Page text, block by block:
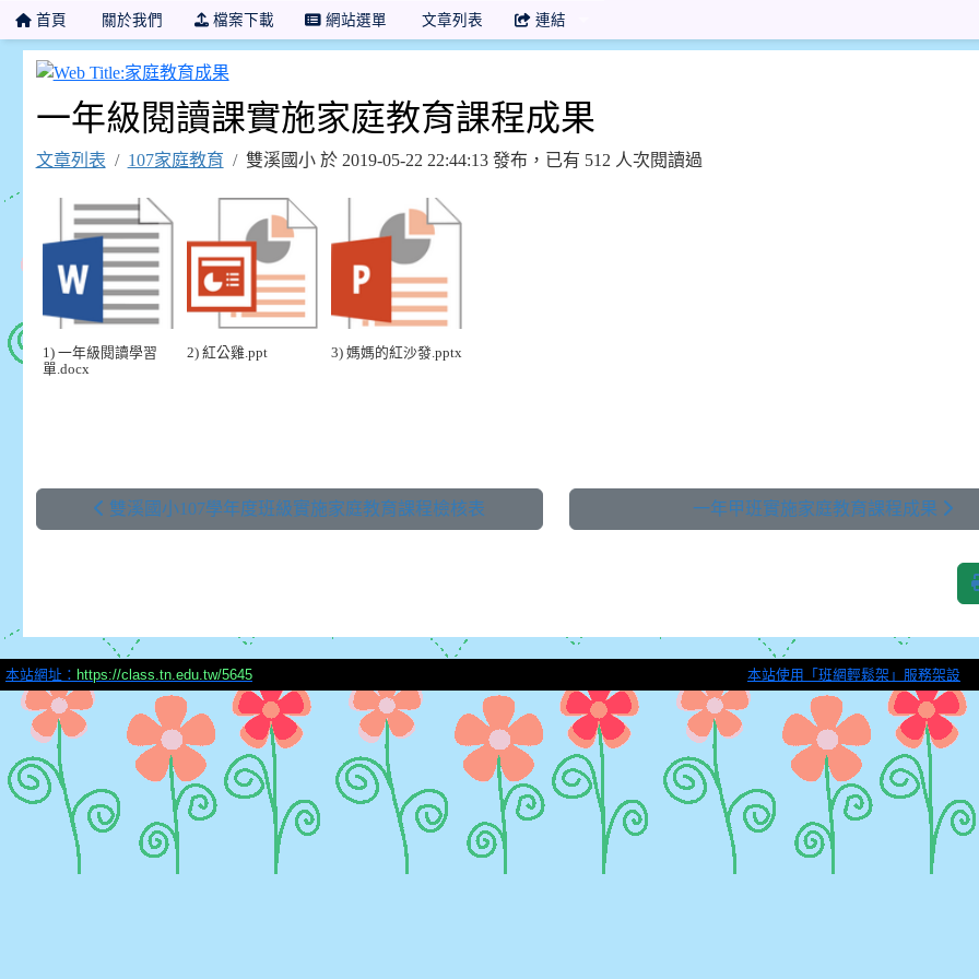
首頁 關於我們 檔案下載 網站選單 文章列表 連結
家庭教育成果
一年級閱讀課實施家庭教育課程成果
文章列表 107家庭教育 雙溪國小 於 2019-05-22 22:44:13 發布，已有 512 人次閱讀過
1) 一年級閱讀學習
單.docx
2) 紅公雞.ppt 3) 媽媽的紅沙發.pptx
雙溪國小107學年度班級實施家庭教育課程檢核表 一年甲班實施家庭教育課程成果
本站網址： https://class.tn.edu.tw/5645 本站使用「班網輕鬆架」服務架設